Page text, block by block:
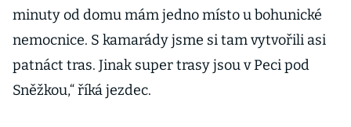
minuty od domu mám jedno místo u bohunické
nemocnice. S kamarády jsme si tam vytvořili asi
patnáct tras. Jinak super trasy jsou v Peci pod
Sněžkou,“ říká jezdec.